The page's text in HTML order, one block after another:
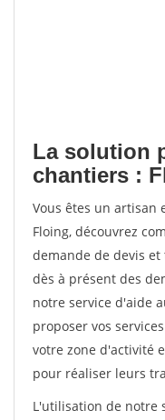
La solution
chantiers :
Vous êtes un artisan
Floing, découvrez
demande de devis et
dès à présent des
notre service d'aide
proposer vos
votre zone d'activité
pour réaliser leurs
L'utilisation de notre